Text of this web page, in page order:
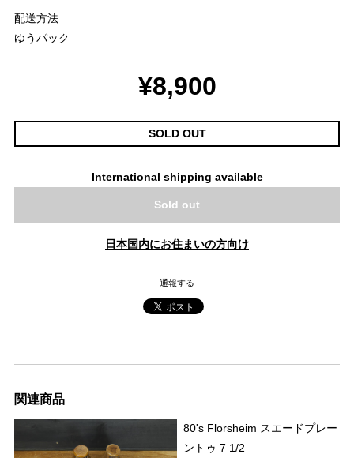
配送方法
ゆうパック
¥8,900
SOLD OUT
International shipping available
Sold out
日本国内にお住まいの方向け
通報する
関連商品
80's Florsheim スエードプレー
ントゥ 7 1/2